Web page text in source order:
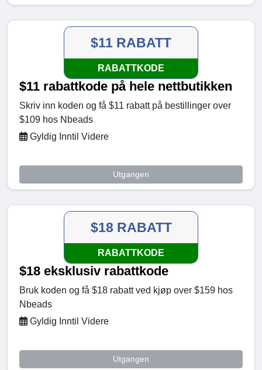
$11 RABATT
RABATTKODE
$11 rabattkode på hele nettbutikken
Skriv inn koden og få $11 rabatt på bestillinger over
$109 hos Nbeads
Gyldig Inntil Videre
Utgangen
$18 RABATT
RABATTKODE
$18 eksklusiv rabattkode
Bruk koden og få $18 rabatt ved kjøp over $159 hos
Nbeads
Gyldig Inntil Videre
Utgangen